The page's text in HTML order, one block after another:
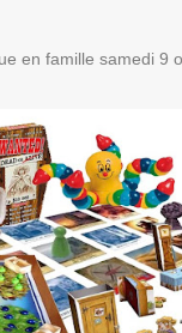
en famille samedi 9